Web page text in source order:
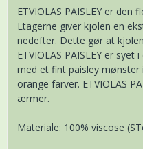
ETVIOLAS PAISLEY er
Etagerne giver kjolen en
nedefter. Dette gør at
ETVIOLAS PAISLEY er
med et fint paisley mønster
orange farver. ETVIOLAS
ærmer.
Materiale: 100% viscose